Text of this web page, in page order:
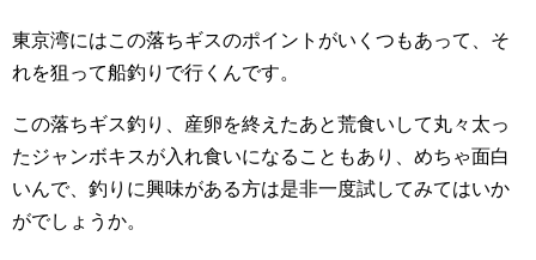
東京湾にはこの落ちギスのポイントがいくつもあって、そ
れを狙って船釣りで行くんです。
この落ちギス釣り、産卵を終えたあと荒食いして丸々太っ
たジャンボキスが入れ食いになることもあり、めちゃ面白
いんで、釣りに興味がある方は是非一度試してみてはいか
がでしょうか。